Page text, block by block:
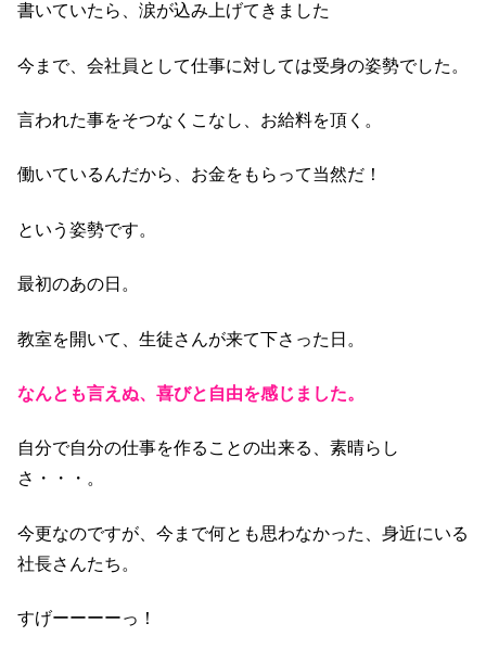
書いていたら、涙が込み上げてきました
今まで、会社員として仕事に対しては受身の姿勢でした。
言われた事をそつなくこなし、お給料を頂く。
働いているんだから、お金をもらって当然だ！
という姿勢です。
最初のあの日。
教室を開いて、生徒さんが来て下さった日。
なんとも言えぬ、喜びと自由を感じました。
自分で自分の仕事を作ることの出来る、素晴らし
さ・・・。
今更なのですが、今まで何とも思わなかった、身近にいる
社長さんたち。
すげーーーーっ！